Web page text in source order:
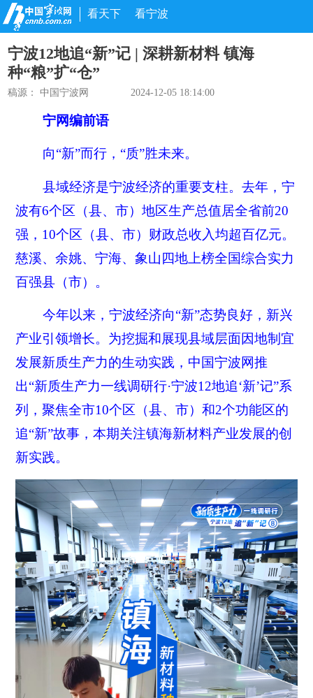
看天下 看宁波
宁波12地追“新”记 | 深耕新材料 镇海
种“粮”扩“仓”
稿源： 中国宁波网 2024-12-05 18:14:00
宁网编前语
向“新”而行，“质”胜未来。
县域经济是宁波经济的重要支柱。去年，宁
波有6个区（县、市）地区生产总值居全省前20
强，10个区（县、市）财政总收入均超百亿元。
慈溪、余姚、宁海、象山四地上榜全国综合实力
百强县（市）。
今年以来，宁波经济向“新”态势良好，新兴
产业引领增长。为挖掘和展现县域层面因地制宜
发展新质生产力的生动实践，中国宁波网推
出“新质生产力一线调研行·宁波12地追‘新’记”系
列，聚焦全市10个区（县、市）和2个功能区的
追“新”故事，本期关注镇海新材料产业发展的创
新实践。